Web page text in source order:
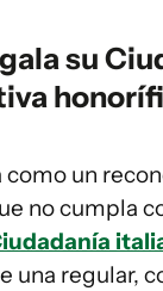
su
un
no cumpla
una regular,